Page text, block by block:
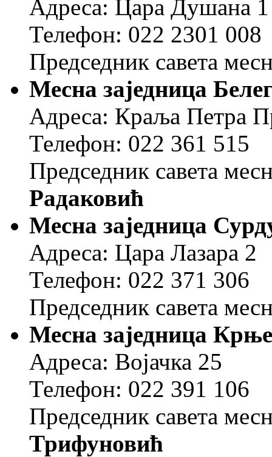
Адреса: Цара Душана 1
Телефон: 022 2301 008
Председник савета
Месна заједница
Адреса: Краља Петра
Телефон: 022 361 515
Председник савета
Радаковић
Месна заједница
Адреса: Цара Лазара 2
Телефон: 022 371 306
Председник савета
Месна заједница
Адреса: Војачка 25
Телефон: 022 391 106
Председник савета
Трифуновић